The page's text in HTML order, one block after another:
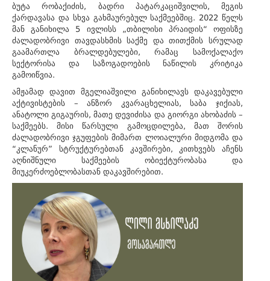
ბუტა რობაქიძის, ბადრი პატარკაციშვილის, მეგის
ქარდავასა და სხვა გახმაურებულ საქმეებშიც. 2022 წელს
მან განიხილა 5 ივლისს „თბილისი პრაიდის“ ოფისზე
ძალადობრივი თავდასხმის საქმე და თითქმის სრულად
გაამართლა ბრალდებულები, რამაც სამოქალაქო
სექტორისა და საზოგადოების ნაწილის კრიტიკა
გამოიწვია.
ამჟამად დავით მგელიაშვილი განიხილავს დაკავებული
აქტივისტების – ანზორ კვარაცხელიას, საბა ჯიქიას,
ანატოლი გიგაურის, მათე დევიძისა და გიორგი ახობაძის –
საქმეებს. მისი წარსული გამოცდილება, მათ შორის
ძალადობრივი ჯგუფების მიმართ ლოიალური მიდგომა და
“კლანურ” სტრუქტურებთან კავშირები, კითხვებს აჩენს
აღნიშნული საქმეების ობიექტურობასა და
მიუკერძოებლობასთან დაკავშირებით.